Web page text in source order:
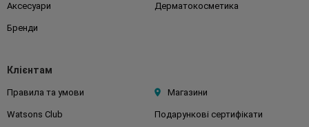
Аксесуари Дерматокосметика
Бренди
Клієнтам
Правила та умови Магазини
Watsons Club Подарункові сертифікати